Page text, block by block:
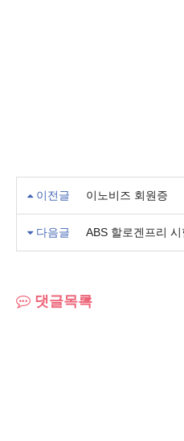
이전글 이노비즈 회원증
다음글 ABS 할로겐프리
댓글목록